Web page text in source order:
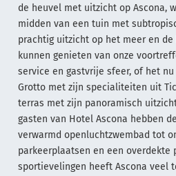
de heuvel met uitzicht op Ascona,
midden van een tuin met
prachtig uitzicht op het meer en de
kunnen genieten van onze
service en gastvrije sfeer, of het
Grotto met zijn specialiteiten uit
terras met zijn panoramisch
gasten van Hotel Ascona hebben
verwarmd openluchtzwembad tot
parkeerplaatsen en een overdekte
sportievelingen heeft Ascona veel